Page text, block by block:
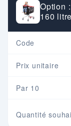
Option
160
Code
Prix unitaire
Par 10
Quantité